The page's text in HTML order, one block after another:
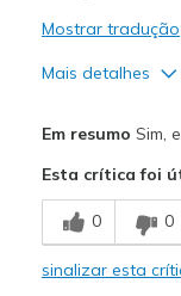
Width
Sizing
Mostrar tradução
Mais detalhes
Comfortable
Stylish
Em resumo Sim,
Esta crítica foi
0 0
sinalizar esta